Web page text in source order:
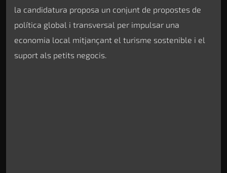
la candidatura proposa un conjunt de propostes de
política global i transversal per impulsar una
economia local mitjançant el turisme sostenible i el
suport als petits negocis.